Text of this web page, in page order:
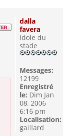
dalla
favera
Idole du
stade
Messages:
12199
Enregistré
le: Dim Jan
08, 2006
6:16 pm
Localisation:
gaillard